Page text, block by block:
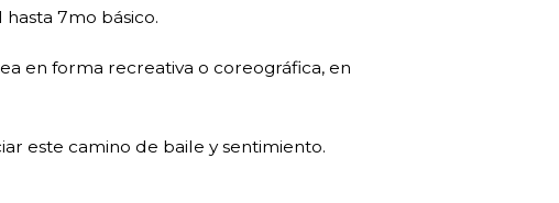
7mo básico.
en forma recreativa o coreográfica, en
este camino de baile y sentimiento.